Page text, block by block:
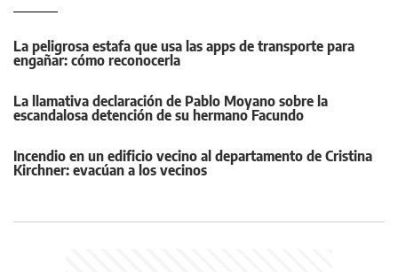
La peligrosa estafa que usa las apps de transporte para
engañar: cómo reconocerla
La llamativa declaración de Pablo Moyano sobre la
escandalosa detención de su hermano Facundo
Incendio en un edificio vecino al departamento de Cristina
Kirchner: evacúan a los vecinos